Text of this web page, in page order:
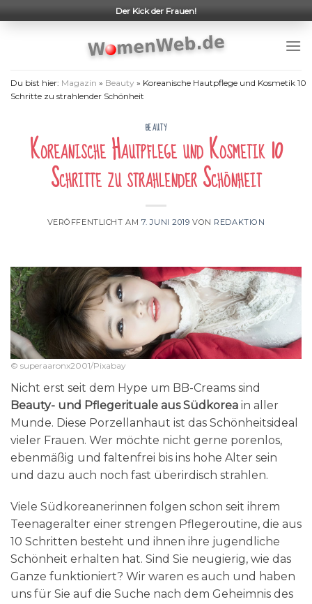
to
Der Kick der Frauen!
Du bist hier: Magazin » Beauty » Koreanische Hautpflege und Kosmetik 10
Schritte zu strahlender Schönheit
BEAUTY
Koreanische Hautpflege und Kosmetik 10
Schritte zu strahlender Schönheit
VERÖFFENTLICHT AM 7. JUNI 2019 VON REDAKTION
© superaaronx2001/Pixabay
Nicht erst seit dem Hype um BB-Creams sind
Beauty- und Pflegerituale aus Südkorea in aller
Munde. Diese Porzellanhaut ist das Schönheitsideal
vieler Frauen. Wer möchte nicht gerne porenlos,
ebenmäßig und faltenfrei bis ins hohe Alter sein
und dazu auch noch fast überirdisch strahlen.
Viele Südkoreanerinnen folgen schon seit ihrem
Teenageralter einer strengen Pflegeroutine, die aus
10 Schritten besteht und ihnen ihre jugendliche
Schönheit erhalten hat. Sind Sie neugierig, wie das
Ganze funktioniert? Wir waren es auch und haben
uns für Sie auf die Suche nach dem Geheimnis des